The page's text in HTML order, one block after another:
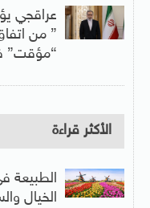
عراقجي
” من
“مؤقت”
الأكثر قراءة
الطبيعة
الخيال